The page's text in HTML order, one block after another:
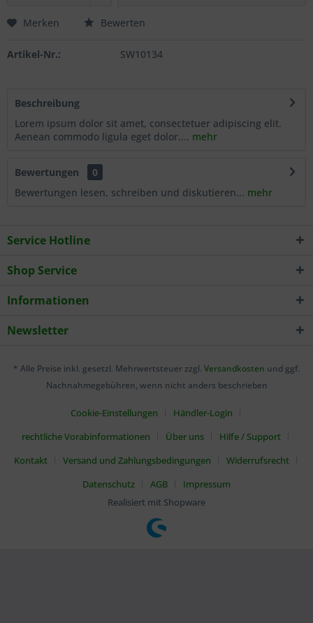
Merken Bewerten
Artikel-Nr.: SW10134
Beschreibung
Lorem ipsum dolor sit amet, consectetuer adipiscing elit.
Aenean commodo ligula eget dolor.... mehr
Bewertungen
0
Bewertungen lesen, schreiben und diskutieren... mehr
Service Hotline
Shop Service
Informationen
Newsletter
* Alle Preise inkl. gesetzl. Mehrwertsteuer zzgl. Versandkosten und ggf.
Nachnahmegebühren, wenn nicht anders beschrieben
Cookie-Einstellungen
Händler-Login
rechtliche Vorabinformationen
Über uns
Hilfe / Support
Kontakt
Versand und Zahlungsbedingungen
Widerrufsrecht
Datenschutz
AGB
Impressum
Realisiert mit Shopware